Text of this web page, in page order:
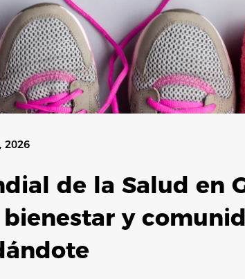
2026
de la Salud en
y